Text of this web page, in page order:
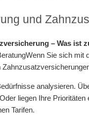
und
– Was ist
Wenn Sie sich mit
analysieren.
liegen Ihre
Tarifen.